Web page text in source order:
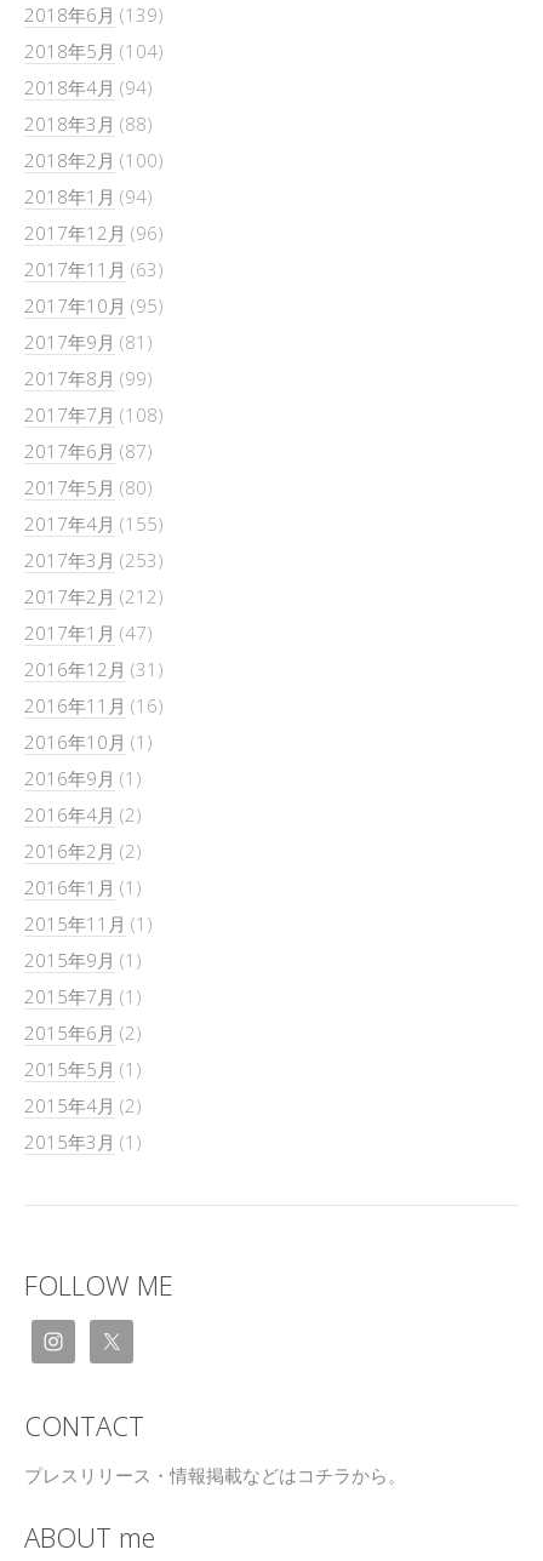
2018年6月 (139)
2018年5月 (104)
2018年4月 (94)
2018年3月 (88)
2018年2月 (100)
2018年1月 (94)
2017年12月 (96)
2017年11月 (63)
2017年10月 (95)
2017年9月 (81)
2017年8月 (99)
2017年7月 (108)
2017年6月 (87)
2017年5月 (80)
2017年4月 (155)
2017年3月 (253)
2017年2月 (212)
2017年1月 (47)
2016年12月 (31)
2016年11月 (16)
2016年10月 (1)
2016年9月 (1)
2016年4月 (2)
2016年2月 (2)
2016年1月 (1)
2015年11月 (1)
2015年9月 (1)
2015年7月 (1)
2015年6月 (2)
2015年5月 (1)
2015年4月 (2)
2015年3月 (1)
FOLLOW ME
CONTACT
プレスリリース・情報掲載などはコチラから。
ABOUT me